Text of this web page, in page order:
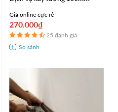
Giá online cực rẻ
270.000₫
25 đánh giá